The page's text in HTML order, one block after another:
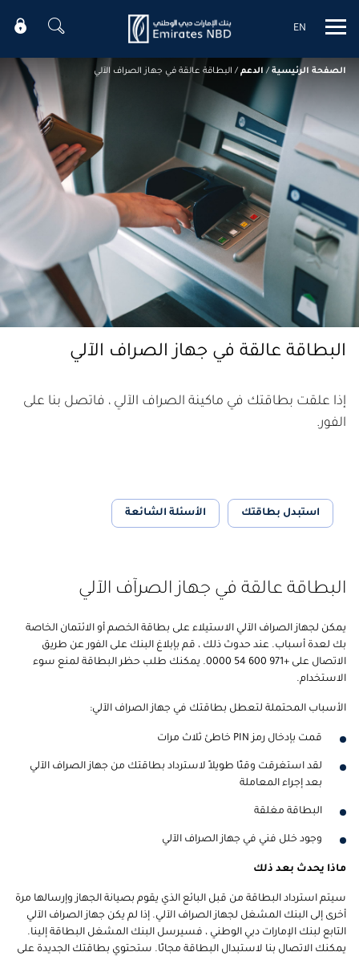
Mobile menu
EN
الصفحة الرئيسية /الدعم / البطاقة عالقة في جهاز الصراف الآلي
البطاقة عالقة في جهاز الصراف الآلي
إذا علقت بطاقتك في ماكينة الصراف الآلي ، فاتصل بنا على
الفور.
استبدل بطاقتك الأسئلة الشائعة
البطاقة عالقة في جهاز الصرآف الآلي
يمكن لجهاز الصراف الآلي الاستيلاء على بطاقة الخصم أو الائتمان الخاصة
بك لعدة أسباب. عند حدوث ذلك ، قم بإبلاغ البنك على الفور عن طريق
الاتصال على +971 600 54 0000. يمكنك طلب حظر البطاقة لمنع سوء
الاستخدام.
الأسباب المحتملة لتعطل بطاقتك في جهاز الصراف الآلي:
قمت بإدخال رمز PIN خاطئ ثلاث مرات
لقد استغرقت وقتًا طويلاً لاسترداد بطاقتك من جهاز الصراف الآلي
بعد إجراء المعاملة
البطاقة مغلقة
وجود خلل فني في جهاز الصراف الآلي
ماذا يحدث بعد ذلك
سيتم استرداد البطاقة من قبل البائع الذي يقوم بصيانة الجهاز وإرسالها مرة
أخرى إلى البنك المشغل لجهاز الصراف الآلي. إذا لم يكن جهاز الصراف الآلي
التابع لبنك الإمارات دبي الوطني ، فسيرسل البنك المشغل البطاقة إلينا.
يمكنك الاتصال بنا لاستبدال البطاقة مجانًا. ستحتوي بطاقتك الجديدة على